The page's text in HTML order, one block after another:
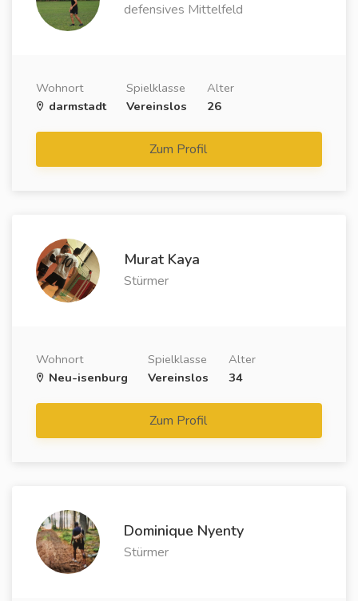
defensives Mittelfeld
Wohnort
darmstadt
Spielklasse
Vereinslos
Alter
26
Zum Profil
Murat Kaya
Stürmer
Wohnort
Neu-isenburg
Spielklasse
Vereinslos
Alter
34
Zum Profil
Dominique Nyenty
Stürmer